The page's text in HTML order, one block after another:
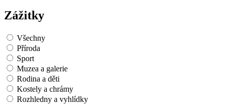
Zážitky
Všechny
Příroda
Sport
Muzea a galerie
Rodina a děti
Kostely a chrámy
Rozhledny a vyhlídky